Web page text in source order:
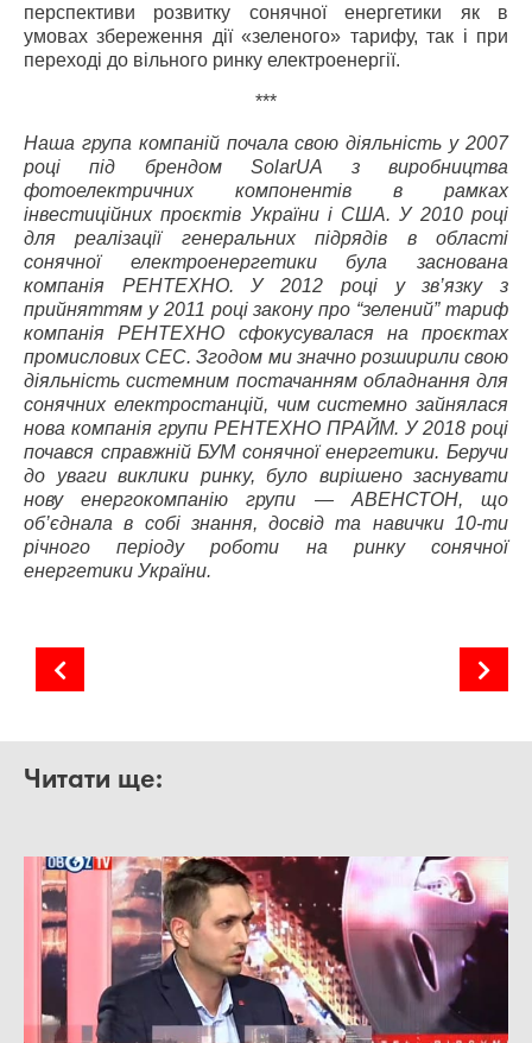
перспективи розвитку сонячної енергетики як в
умовах збереження дії «зеленого» тарифу, так і при
переході до вільного ринку електроенергії.
***
Наша група компаній почала свою діяльність у 2007
році під брендом SolarUA з виробництва
фотоелектричних компонентів в рамках
інвестиційних проєктів України і США. У 2010 році
для реалізації генеральних підрядів в області
сонячної електроенергетики була заснована
компанія РЕНТЕХНО. У 2012 році у зв’язку з
прийняттям у 2011 році закону про “зелений” тариф
компанія РЕНТЕХНО сфокусувалася на проєктах
промислових СЕС.Згодом ми значно розширили свою
діяльність системним постачанням обладнання для
сонячних електростанцій, чим системно зайнялася
нова компанія групи РЕНТЕХНО ПРАЙМ. У 2018 році
почався справжній БУМ сонячної енергетики. Беручи
до уваги виклики ринку, було вирішено заснувати
нову енергокомпанію групи — АВЕНСТОН, що
об’єднала в собі знання, досвід та навички 10-ти
річного періоду роботи на ринку сонячної
енергетики України.
Читати ще: